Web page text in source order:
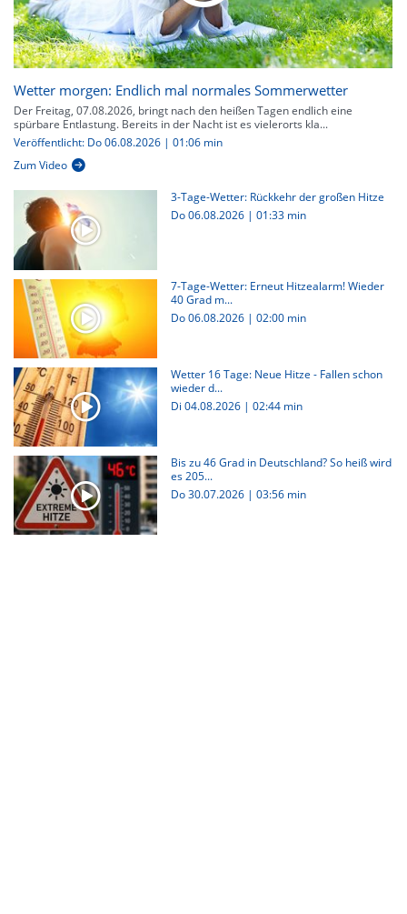
Wetter morgen: Endlich mal normales Sommerwetter
Der Freitag, 07.08.2026, bringt nach den heißen Tagen endlich eine
spürbare Entlastung. Bereits in der Nacht ist es vielerorts kla...
Veröffentlicht: Do 06.08.2026 | 01:06 min
Zum Video
3-Tage-Wetter: Rückkehr der großen Hitze
Do 06.08.2026 | 01:33 min
7-Tage-Wetter: Erneut Hitzealarm! Wieder
40 Grad m...
Do 06.08.2026 | 02:00 min
Wetter 16 Tage: Neue Hitze - Fallen schon
wieder d...
Di 04.08.2026 | 02:44 min
Bis zu 46 Grad in Deutschland? So heiß wird
es 205...
Do 30.07.2026 | 03:56 min